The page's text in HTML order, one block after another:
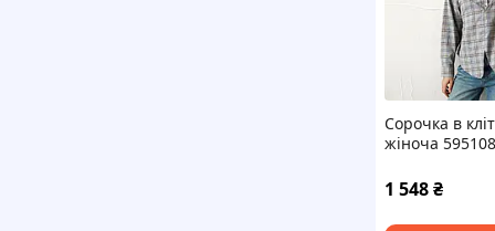
Сорочка в
жіноча
1 548₴